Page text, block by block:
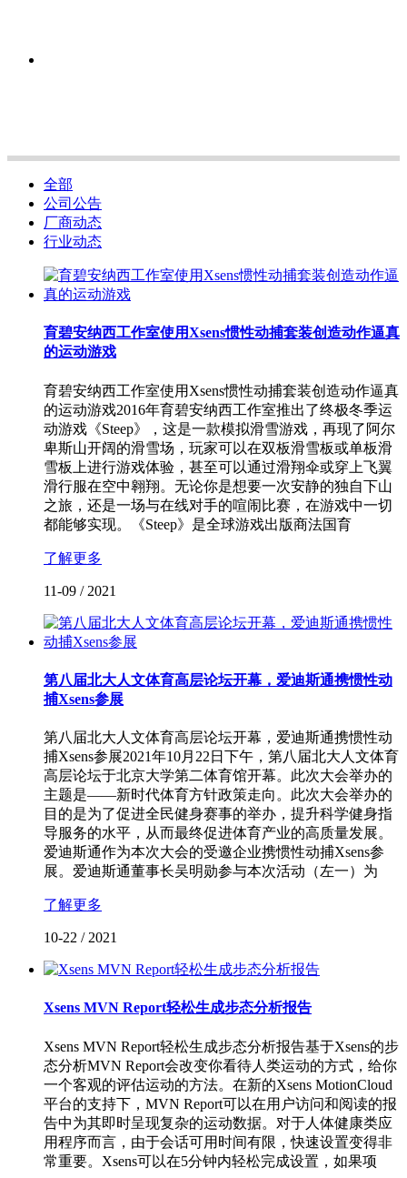
全部
公司公告
厂商动态
行业动态
育碧安纳西工作室使用Xsens惯性动捕套装创造动作逼真
的运动游戏
育碧安纳西工作室使用Xsens惯性动捕套装创造动作逼真
的运动游戏2016年育碧安纳西工作室推出了终极冬季运
动游戏《Steep》，这是一款模拟滑雪游戏，再现了阿尔
卑斯山开阔的滑雪场，玩家可以在双板滑雪板或单板滑
雪板上进行游戏体验，甚至可以通过滑翔伞或穿上飞翼
滑行服在空中翱翔。无论你是想要一次安静的独自下山
之旅，还是一场与在线对手的喧闹比赛，在游戏中一切
都能够实现。《Steep》是全球游戏出版商法国育
了解更多
11-09 / 2021
第八届北大人文体育高层论坛开幕，爱迪斯通携惯性动
捕Xsens参展
第八届北大人文体育高层论坛开幕，爱迪斯通携惯性动
捕Xsens参展2021年10月22日下午，第八届北大人文体育
高层论坛于北京大学第二体育馆开幕。此次大会举办的
主题是——新时代体育方针政策走向。此次大会举办的
目的是为了促进全民健身赛事的举办，提升科学健身指
导服务的水平，从而最终促进体育产业的高质量发展。
爱迪斯通作为本次大会的受邀企业携惯性动捕Xsens参
展。爱迪斯通董事长吴明勋参与本次活动（左一）为
了解更多
10-22 / 2021
Xsens MVN Report轻松生成步态分析报告
Xsens MVN Report轻松生成步态分析报告基于Xsens的步
态分析MVN Report会改变你看待人类运动的方式，给你
一个客观的评估运动的方法。在新的Xsens MotionCloud
平台的支持下，MVN Report可以在用户访问和阅读的报
告中为其即时呈现复杂的运动数据。对于人体健康类应
用程序而言，由于会话可用时间有限，快速设置变得非
常重要。Xsens可以在5分钟内轻松完成设置，如果项